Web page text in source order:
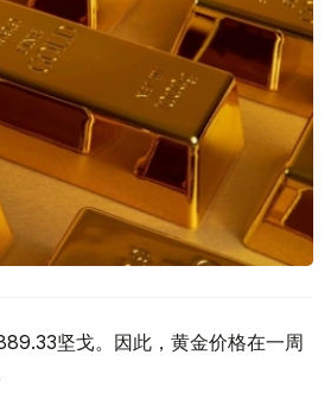
坚戈。因此，黄金价格在一周